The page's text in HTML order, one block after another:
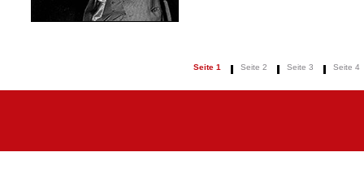
Seite 1 Seite 2 Seite 3 Seite 4